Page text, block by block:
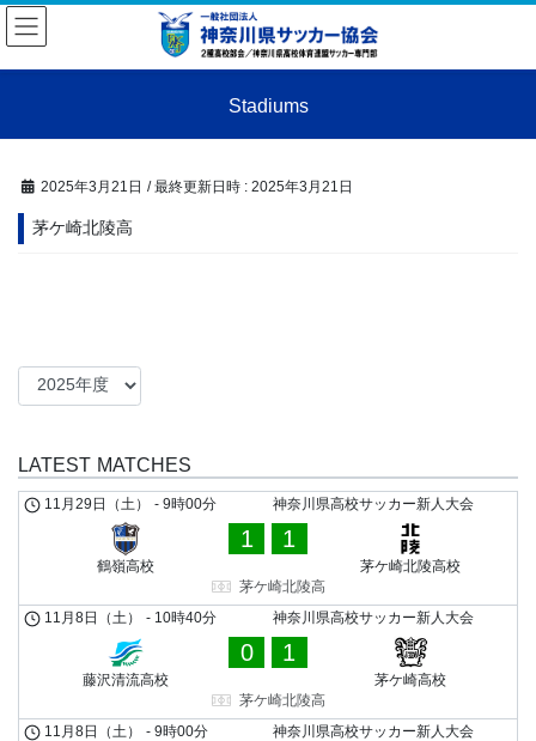
コ
ン
へ
ナ
ビ
ョ
Stadiums
2025年3月21日 / 最終更新日時 : 2025年3月21日
茅ケ崎北陵高
LATEST MATCHES
神奈川県高校サッカー新人大会
11月29日（土） - 9時00分
鶴嶺高校
1 1
茅ケ崎北陵高校
茅ケ崎北陵高
神奈川県高校サッカー新人大会
11月8日（土） - 10時40分
藤沢清流高校
0 1
茅ケ崎高校
茅ケ崎北陵高
神奈川県高校サッカー新人大会
11月8日（土） - 9時00分